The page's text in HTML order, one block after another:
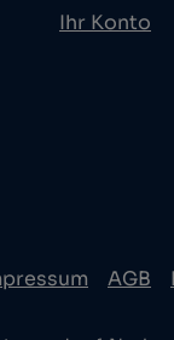
Ihr Konto
AGB